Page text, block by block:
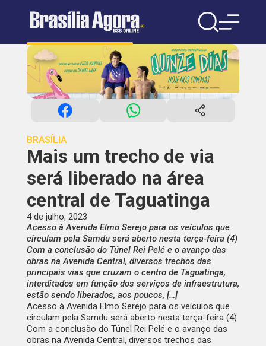
BRASÍLIA
Mais um trecho de via
será liberado na área
central de Taguatinga
4 de julho, 2023
Acesso à Avenida Elmo Serejo para os veículos que
circulam pela Samdu será aberto nesta terça-feira (4)
Com a conclusão do Túnel Rei Pelé e o avanço das
obras na Avenida Central, diversos trechos das
principais vias que cruzam o centro de Taguatinga,
interditados em função dos serviços de infraestrutura,
estão sendo liberados, aos poucos, […]
Acesso à Avenida Elmo Serejo para os veículos que
circulam pela Samdu será aberto nesta terça-feira (4)
Com a conclusão do Túnel Rei Pelé e o avanço das
obras na Avenida Central, diversos trechos das